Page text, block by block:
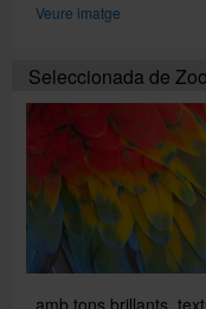
Veure imatge
Seleccionada de
amb tons brillants,